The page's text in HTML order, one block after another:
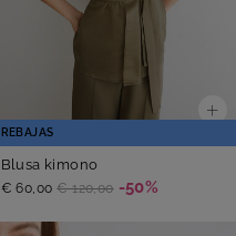
REBAJAS
Blusa kimono
€ 60,00 € 120,00 -50%